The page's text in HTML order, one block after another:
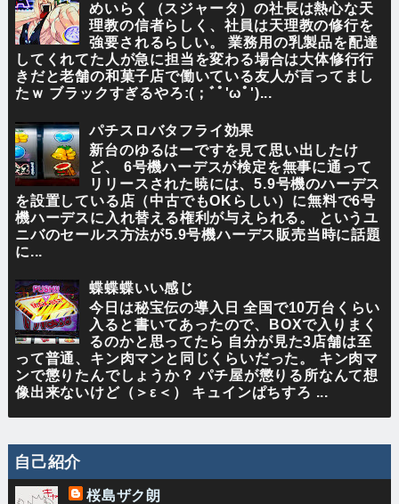
めいらく（スジャータ）の社長は熱心な天
理教の信者らしく、社員は天理教の修行を
強要されるらしい。 業務用の乳製品を配達
してくれてた人が急に担当を変わる場合は大体修行行
きだと老舗の和菓子店で働いている友人が言ってまし
たｗ ブラックすぎるやろ:(；ﾞﾟ'ωﾟ')...
パチスロバタフライ効果
新台のゆるはーですを見て思い出したけ
ど、 6号機ハーデスが検定を無事に通って
リリースされた暁には、5.9号機のハーデス
を設置している店（中古でもOKらしい）に無料で6号
機ハーデスに入れ替える権利が与えられる。 というユ
ニバのセールス方法が5.9号機ハーデス販売当時に話題
に...
蝶蝶蝶いい感じ
今日は秘宝伝の導入日 全国で10万台くらい
入ると書いてあったので、BOXで入りまく
るのかと思ってたら 自分が見た3店舗は至
って普通、キン肉マンと同じくらいだった。 キン肉マ
ンで懲りたんでしょうか？ パチ屋が懲りる所なんて想
像出来ないけど（＞ε＜） キュインぱちすろ ...
自己紹介
桜島ザク朗